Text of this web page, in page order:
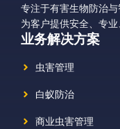
专注于有害生物防治与
为客户提供安全、专业
业务解决方案
虫害管理
白蚁防治
商业虫害管理